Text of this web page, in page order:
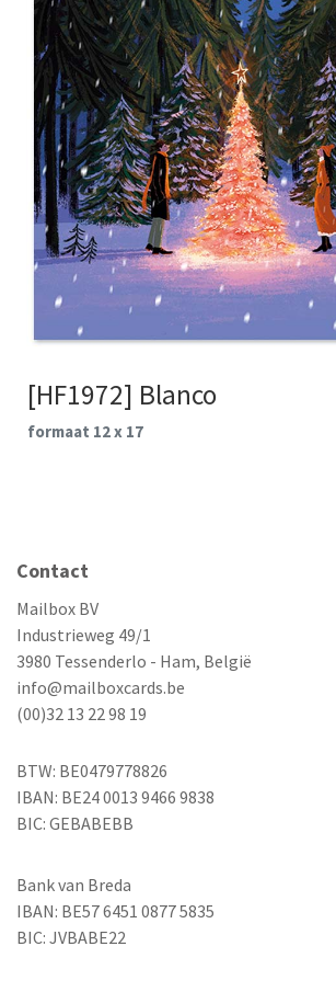
[HF1972] Blanco
formaat 12 x 17
Contact
Mailbox BV
Industrieweg 49/1
3980 Tessenderlo - Ham, België
info@mailboxcards.be
(00)32 13 22 98 19
BTW: BE0479778826
IBAN: BE24 0013 9466 9838
BIC: GEBABEBB
Bank van Breda
IBAN: BE57 6451 0877 5835
BIC: JVBABE22